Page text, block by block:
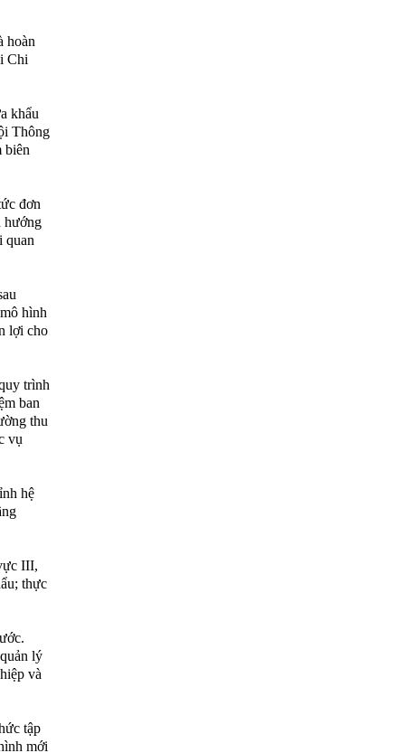
hoàn
Chi
khẩu
Thông
biên
đơn
hướng
quan
hình
lợi cho
trình
ban
thu
vụ
hệ
III,
thực
lý
và
tập
mới